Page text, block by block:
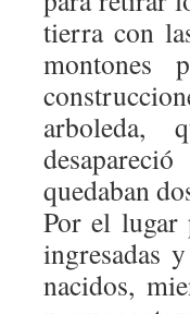
tierra con
montones
arboleda,
quedaban
Por el lugar
ingresadas
nacidos,